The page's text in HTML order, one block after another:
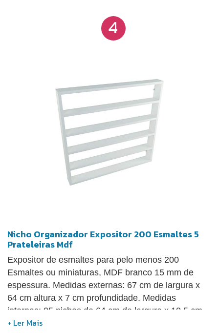
4
Nicho Organizador Expositor 200 Esmaltes 5
Prateleiras Mdf
Expositor de esmaltes para pelo menos 200
Esmaltes ou miniaturas, MDF branco 15 mm de
espessura. Medidas externas: 67 cm de largura x
64 cm altura x 7 cm profundidade. Medidas
internas: 05 nichos de 64 cm de largura x 10,5 cm
altura x 7 cm profundidade. O Nicho organizador